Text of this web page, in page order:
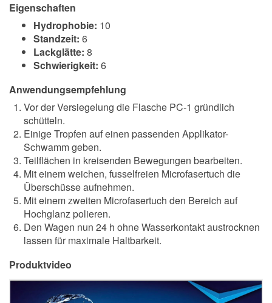
Eigenschaften
Hydrophobie: 10
Standzeit: 6
Lackglätte: 8
Schwierigkeit: 6
Anwendungsempfehlung
Vor der Versiegelung die Flasche PC-1 gründlich
schütteln.
Einige Tropfen auf einen passenden Applikator-
Schwamm geben.
Teilflächen in kreisenden Bewegungen bearbeiten.
Mit einem weichen, fusselfreien Microfasertuch die
Überschüsse aufnehmen.
Mit einem zweiten Microfasertuch den Bereich auf
Hochglanz polieren.
Den Wagen nun 24 h ohne Wasserkontakt austrocknen
lassen für maximale Haltbarkeit.
Produktvideo